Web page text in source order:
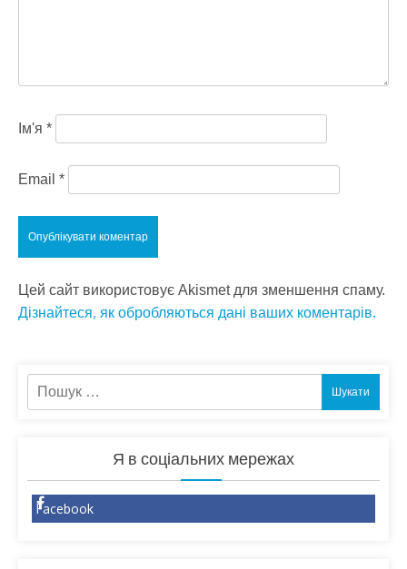
Ім'я *
Email *
Цей сайт використовує Akismet для зменшення спаму.
Дізнайтеся, як обробляються дані ваших коментарів.
Пошук:
Я в соціальних мережах
Facebook